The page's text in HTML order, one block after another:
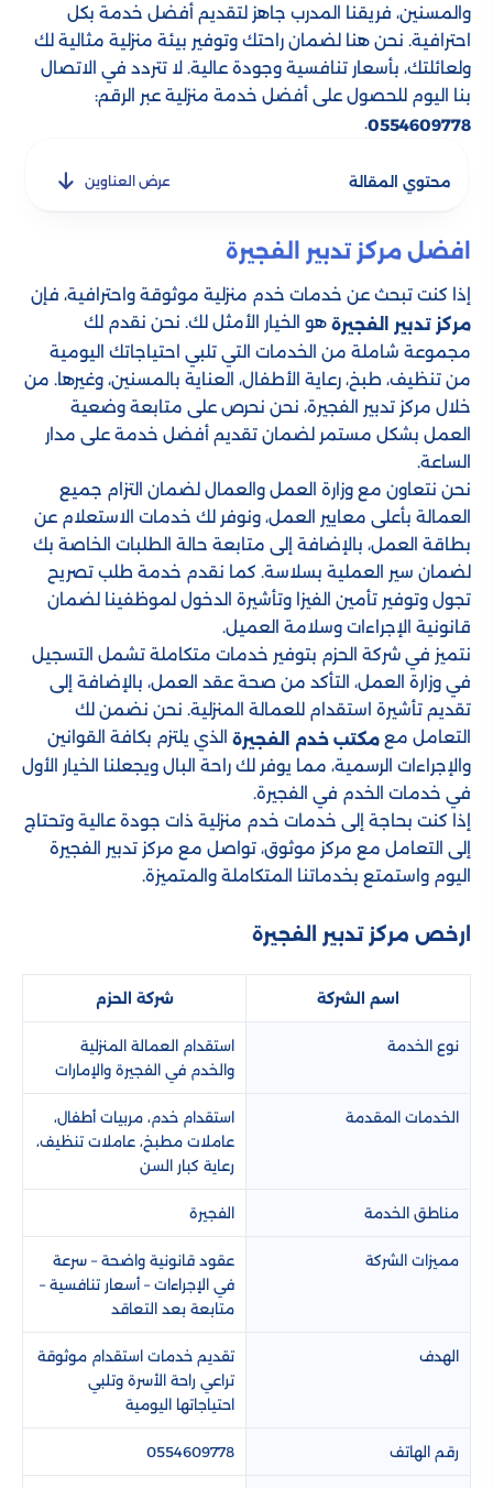
والمسنين، فريقنا المدرب جاهز لتقديم أفضل خدمة بكل
احترافية. نحن هنا لضمان راحتك وتوفير بيئة منزلية مثالية لك
ولعائلتك، بأسعار تنافسية وجودة عالية. لا تتردد في الاتصال
بنا اليوم للحصول على أفضل خدمة منزلية عبر الرقم:
0554609778
.
محتوي المقالة عرض العناوين
افضل مركز تدبير الفجيرة
إذا كنت تبحث عن خدمات خدم منزلية موثوقة واحترافية، فإن
مركز تدبير الفجيرة هو الخيار الأمثل لك. نحن نقدم لك
مجموعة شاملة من الخدمات التي تلبي احتياجاتك اليومية
من تنظيف، طبخ، رعاية الأطفال، العناية بالمسنين، وغيرها. من
خلال مركز تدبير الفجيرة، نحن نحرص على متابعة وضعية
العمل بشكل مستمر لضمان تقديم أفضل خدمة على مدار
الساعة.
نحن نتعاون مع وزارة العمل والعمال لضمان التزام جميع
العمالة بأعلى معايير العمل، ونوفر لك خدمات الاستعلام عن
بطاقة العمل، بالإضافة إلى متابعة حالة الطلبات الخاصة بك
لضمان سير العملية بسلاسة. كما نقدم خدمة طلب تصريح
تجول وتوفير تأمين الفيزا وتأشيرة الدخول لموظفينا لضمان
قانونية الإجراءات وسلامة العميل.
نتميز في شركة الحزم بتوفير خدمات متكاملة تشمل التسجيل
في وزارة العمل، التأكد من صحة عقد العمل، بالإضافة إلى
تقديم تأشيرة استقدام للعمالة المنزلية. نحن نضمن لك
التعامل مع مكتب خدم الفجيرة الذي يلتزم بكافة القوانين
والإجراءات الرسمية، مما يوفر لك راحة البال ويجعلنا الخيار الأول
في خدمات الخدم في الفجيرة.
إذا كنت بحاجة إلى خدمات خدم منزلية ذات جودة عالية وتحتاج
إلى التعامل مع مركز موثوق، تواصل مع مركز تدبير الفجيرة
اليوم واستمتع بخدماتنا المتكاملة والمتميزة.
ارخص مركز تدبير الفجيرة
اسم الشركة شركة الحزم
نوع الخدمة
استقدام العمالة المنزلية
والخدم في الفجيرة والإمارات
الخدمات المقدمة
استقدام خدم، مربيات أطفال،
عاملات مطبخ، عاملات تنظيف،
رعاية كبار السن
مناطق الخدمة الفجيرة
مميزات الشركة
عقود قانونية واضحة – سرعة
في الإجراءات – أسعار تنافسية –
متابعة بعد التعاقد
الهدف
تقديم خدمات استقدام موثوقة
تراعي راحة الأسرة وتلبي
احتياجاتها اليومية
رقم الهاتف 0554609778